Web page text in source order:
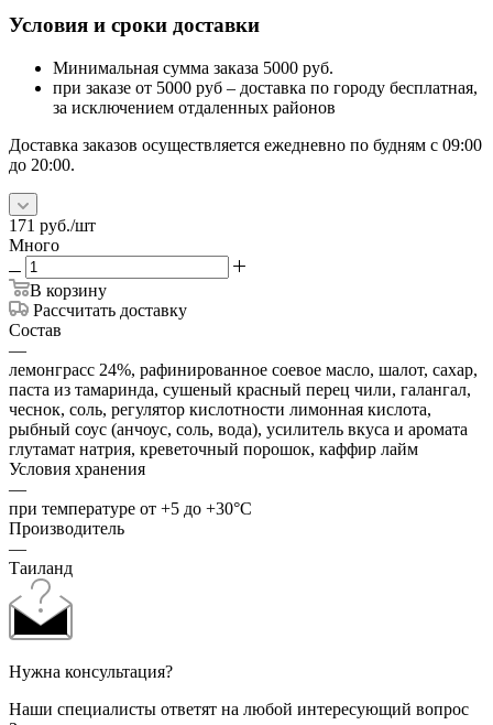
Условия и сроки доставки
Минимальная сумма заказа 5000 руб.
при заказе от 5000 руб – доставка по городу бесплатная,
за исключением отдаленных районов
Доставка заказов осуществляется ежедневно по будням с 09:00
до 20:00.
171 руб./шт
Много
В корзину
Рассчитать доставку
Состав
—
лемонграсс 24%, рафинированное соевое масло, шалот, сахар,
паста из тамаринда, сушеный красный перец чили, галангал,
чеснок, соль, регулятор кислотности лимонная кислота,
рыбный соус (анчоус, соль, вода), усилитель вкуса и аромата
глутамат натрия, креветочный порошок, каффир лайм
Условия хранения
—
при температуре от +5 до +30°С
Производитель
—
Таиланд
Нужна консультация?
Наши специалисты ответят на любой интересующий вопрос